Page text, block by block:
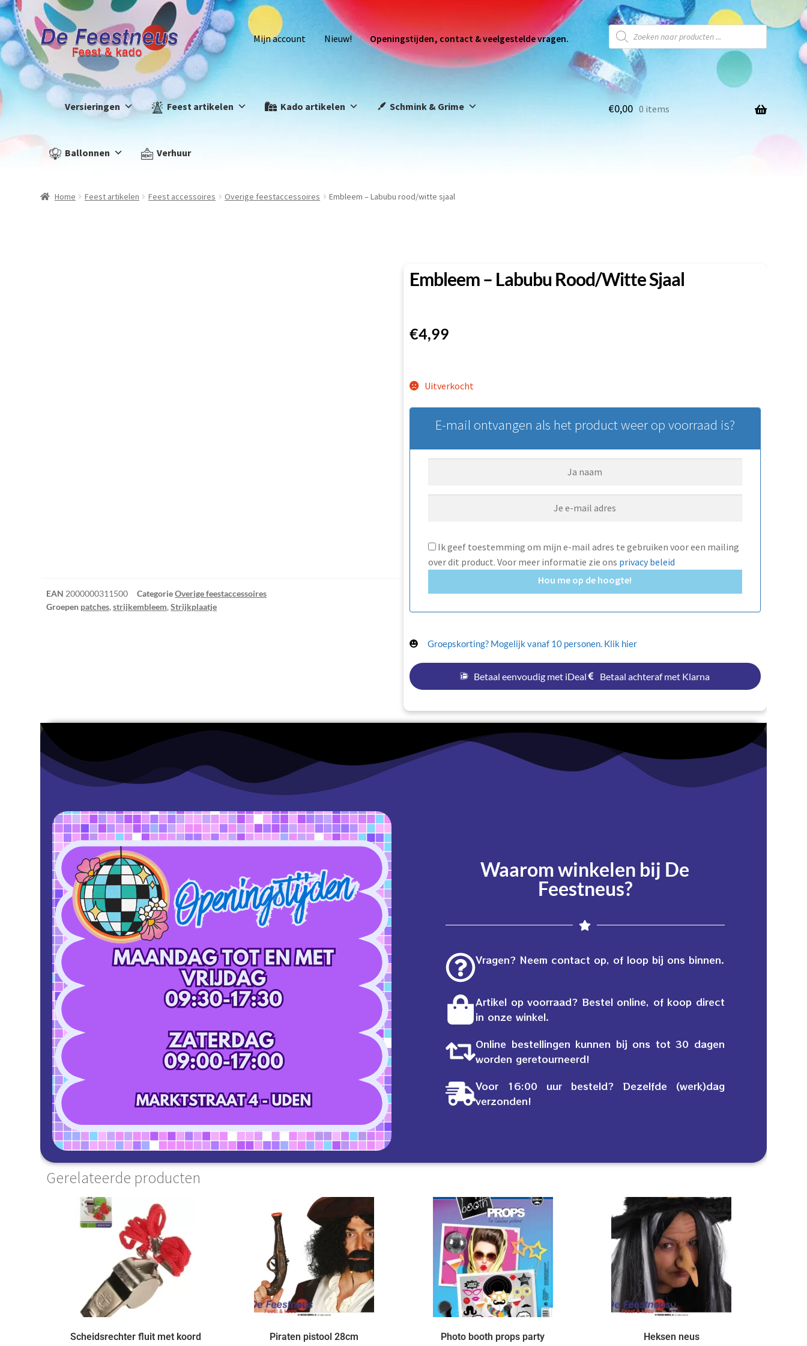
Mijn account Nieuw! Openingstijden, contact & veelgestelde vragen.
Versieringen Feest artikelen Kado artikelen Schmink & Grime
Ballonnen Verhuur
€0,00 0 items
Home Feest artikelen Feest accessoires Overige feestaccessoires Embleem – Labubu rood/witte sjaal
EAN 2000000311500 CategorieOverige feestaccessoires
Groepen patches,strijkembleem,Strijkplaatje
Embleem – Labubu Rood/witte Sjaal
€4,99
Uitverkocht
E-mail ontvangen als het product weer op voorraad is?
Ik geef toestemming om mijn e-mail adres te gebruiken voor een mailing
over dit product. Voor meer informatie zie ons privacy beleid
Hou me op de hoogte!
Groepskorting? Mogelijk vanaf 10 personen. Klik hier
Betaal eenvoudig met iDeal Betaal achteraf met Klarna
Waarom winkelen bij De
Feestneus?
Vragen? Neem contact op, of loop bij ons binnen.
Artikel op voorraad? Bestel online, of koop direct
in onze winkel.
Online bestellingen kunnen bij ons tot 30 dagen
worden geretourneerd!
Voor 16:00 uur besteld? Dezelfde (werk)dag
verzonden!
Gerelateerde producten
Scheidsrechter fluit met koord Piraten pistool 28cm Photo booth props party Heksen neus